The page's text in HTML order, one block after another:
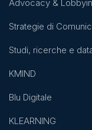
Advocacy &
Strategie di
Studi, ricerche e
KMIND
Blu Digitale
KLEARNING